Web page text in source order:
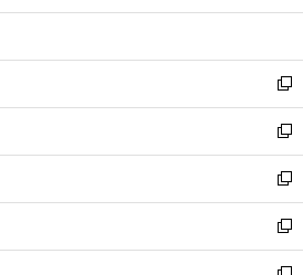
開
ウ
開
く
ン
ウ
で
開
く
ウ
ン
ド
ウ
で
開
く
新
し
い
ウ
ィ
ン
ド
ウ
新
し
い
ウ
ィ
ン
新
し
い
ウ
新
し